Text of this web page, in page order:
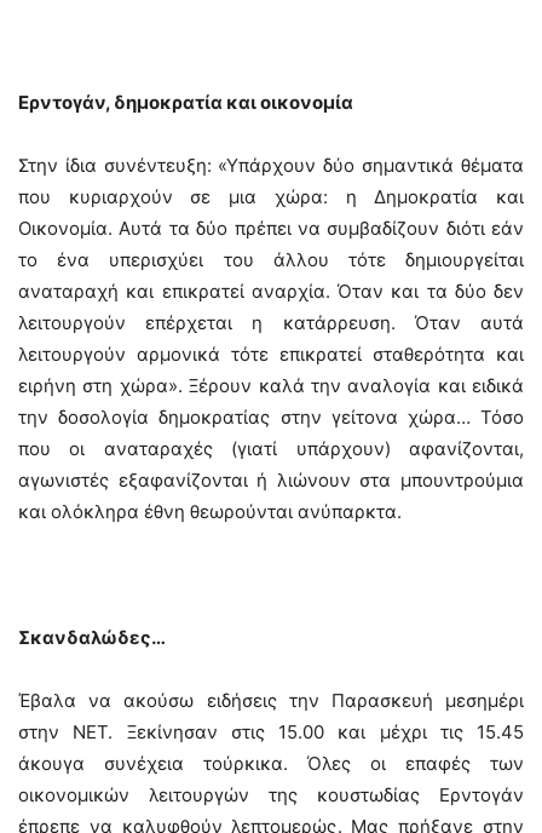
Ερντογάν, δημοκρατία και οικονομία
Στην ίδια συνέντευξη: «Υπάρχουν δύο σημαντικά θέματα
που κυριαρχούν σε μια χώρα: η Δημοκρατία και
Οικονομία. Αυτά τα δύο πρέπει να συμβαδίζουν διότι εάν
το ένα υπερισχύει του άλλου τότε δημιουργείται
αναταραχή και επικρατεί αναρχία. Όταν και τα δύο δεν
λειτουργούν επέρχεται η κατάρρευση. Όταν αυτά
λειτουργούν αρμονικά τότε επικρατεί σταθερότητα και
ειρήνη στη χώρα». Ξέρουν καλά την αναλογία και ειδικά
την δοσολογία δημοκρατίας στην γείτονα χώρα… Τόσο
που οι αναταραχές (γιατί υπάρχουν) αφανίζονται,
αγωνιστές εξαφανίζονται ή λιώνουν στα μπουντρούμια
και ολόκληρα έθνη θεωρούνται ανύπαρκτα.
Σκανδαλώδες…
Έβαλα να ακούσω ειδήσεις την Παρασκευή μεσημέρι
στην ΝΕΤ. Ξεκίνησαν στις 15.00 και μέχρι τις 15.45
άκουγα συνέχεια τούρκικα. Όλες οι επαφές των
οικονομικών λειτουργών της κουστωδίας Ερντογάν
έπρεπε να καλυφθούν λεπτομερώς. Μας πρήξανε στην